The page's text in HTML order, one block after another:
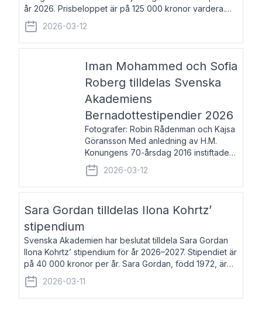
år 2026. Prisbeloppet är på 125 000 kronor vardera.
Johan Erséus, född 1959, är fackboksförfattare och
journalist med mångårigt för
2026-03-12
Iman Mohammed och Sofia
Roberg tilldelas Svenska
Akademiens
Bernadottestipendier 2026
Fotografer: Robin Rådenman och Kajsa
Göransson Med anledning av H.M.
Konungens 70-årsdag 2016 instiftade
fem av de kungliga akademierna det så
kallade Bernadotteprogrammet med
syfte att genom stipendier erbjuda stöd
2026-03-12
Sara Gordan tilldelas Ilona Kohrtz’
stipendium
Svenska Akademien har beslutat tilldela Sara Gordan
Ilona Kohrtz’ stipendium för år 2026–2027. Stipendiet är
på 40 000 kronor per år. Sara Gordan, född 1972, är
författare och översättare. Hon debuterade 2006 med
det prosalyriska verket En
2026-03-11